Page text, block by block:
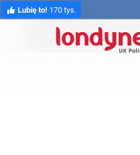
Lubię to! 170 tys.